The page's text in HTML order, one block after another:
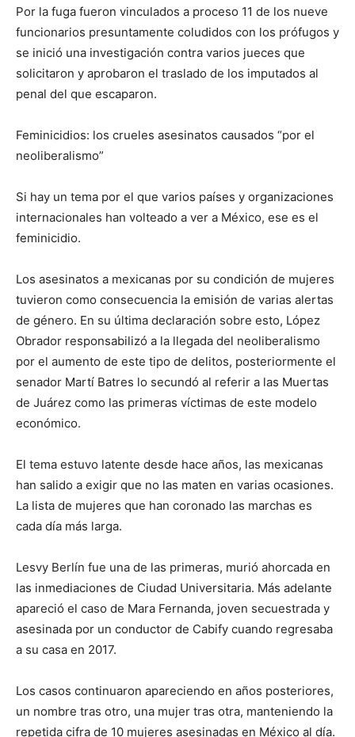
Por la fuga fueron vinculados a proceso 11 de los nueve
funcionarios presuntamente coludidos con los prófugos y
se inició una investigación contra varios jueces que
solicitaron y aprobaron el traslado de los imputados al
penal del que escaparon.
Feminicidios: los crueles asesinatos causados “por el
neoliberalismo”
Si hay un tema por el que varios países y organizaciones
internacionales han volteado a ver a México, ese es el
feminicidio.
Los asesinatos a mexicanas por su condición de mujeres
tuvieron como consecuencia la emisión de varias alertas
de género. En su última declaración sobre esto, López
Obrador responsabilizó a la llegada del neoliberalismo
por el aumento de este tipo de delitos, posteriormente el
senador Martí Batres lo secundó al referir a las Muertas
de Juárez como las primeras víctimas de este modelo
económico.
El tema estuvo latente desde hace años, las mexicanas
han salido a exigir que no las maten en varias ocasiones.
La lista de mujeres que han coronado las marchas es
cada día más larga.
Lesvy Berlín fue una de las primeras, murió ahorcada en
las inmediaciones de Ciudad Universitaria. Más adelante
apareció el caso de Mara Fernanda, joven secuestrada y
asesinada por un conductor de Cabify cuando regresaba
a su casa en 2017.
Los casos continuaron apareciendo en años posteriores,
un nombre tras otro, una mujer tras otra, manteniendo la
repetida cifra de 10 mujeres asesinadas en México al día.